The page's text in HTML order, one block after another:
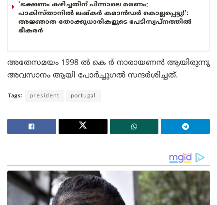
‘ഭക്ഷണം കഴിച്ചതിന് പിന്നാലെ മരണം;
പാകിസ്താനിൽ ലഷ്കർ കമാൻഡർ കൊല്ലപ്പെട്ടു!’:
അജ്ഞാത തോക്കുധാരികളുടെ പേടിസ്വപ്നത്തിൽ
ഭീകരർ
അതേസമയം 1998 ൽ കെ ർ നാരായണൻ ആയിരുന്നു
അവസാനം ആയി പോർച്ചുഗൽ സന്ദർശിച്ചത്.
Tags: president portugal